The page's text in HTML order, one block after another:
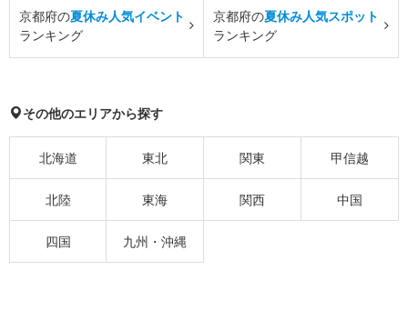
京都府の夏休み人気イベント
ランキング
京都府の夏休み人気スポット
ランキング
その他のエリアから探す
北海道 東北 関東 甲信越
北陸 東海 関西 中国
四国 九州・沖縄